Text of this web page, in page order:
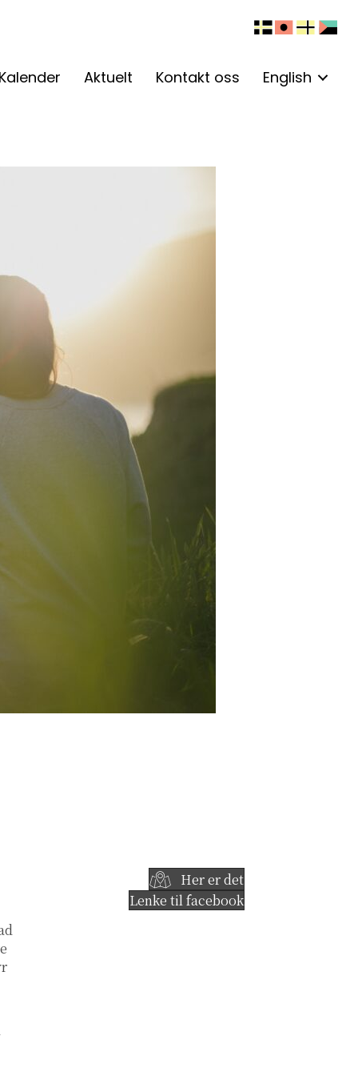
Aktuelt Kontakt oss English
Her er det
Lenke til facebook